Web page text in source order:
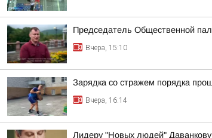
Председатель Общественной
Вчера, 15:10
Зарядка со стражем порядка
Вчера, 16:14
Лидеру "Новых людей" Даванкову